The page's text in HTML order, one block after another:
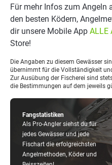
Fangstatistiken
Als Pro-Angler siehst du für
jedes Gewässer und jede
Fischart die erfolgreichsten
Angelmethoden, Köder und
Für mehr Infos zum Angeln
den besten Ködern,
dir unsere Mobile App ALLE
Store!
Die Angaben zu diesem Gewässer
übernimmt für die Vollständigkeit
Zur Ausübung der Fischerei sind
die Bestimmungen auf dem jeweils